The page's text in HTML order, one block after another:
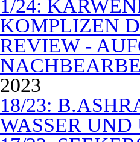
1/24:
KOMPLIZEN
REVIEW -
2023
18/23:
WASSER